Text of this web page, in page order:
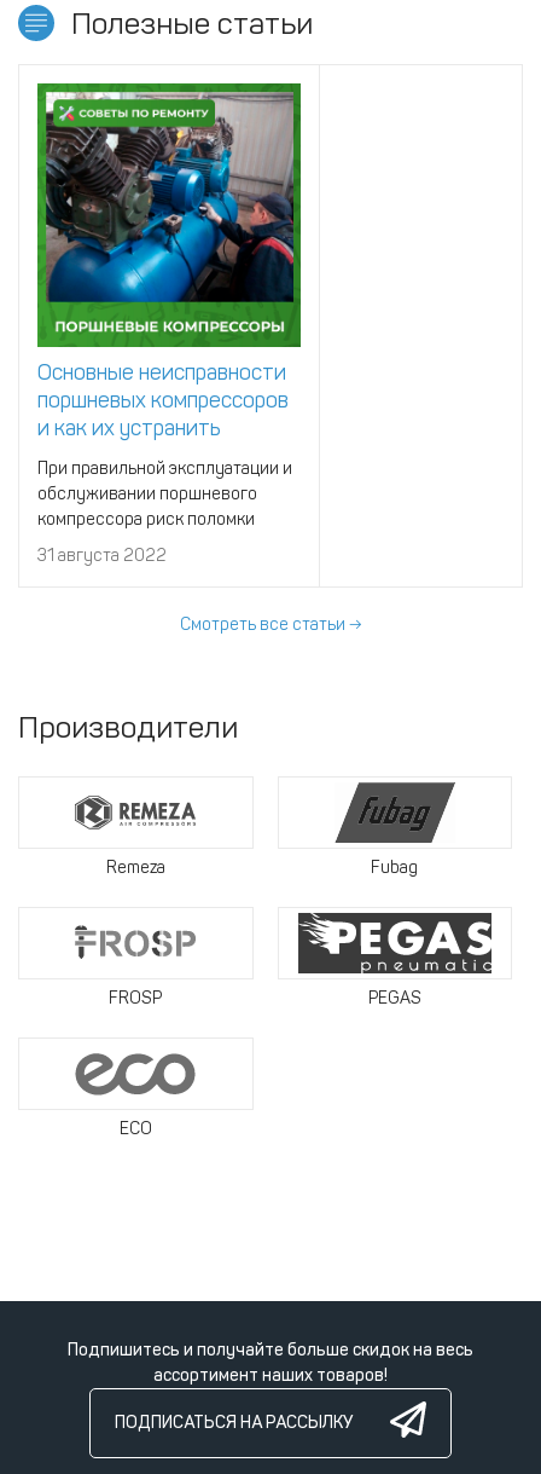
Полезные статьи
Основные неисправности
поршневых компрессоров
и как их устранить
самостоятельно?
При правильной эксплуатации и
обслуживании поршневого
компрессора риск поломки
агрегата снижается до
минимума.
31 августа 2022
Смотреть все статьи →
Производители
Remeza Fubag
FROSP PEGAS
ECO
Подпишитесь и получайте больше скидок на весь
ассортимент наших товаров!
ПОДПИСАТЬСЯ НА РАССЫЛКУ